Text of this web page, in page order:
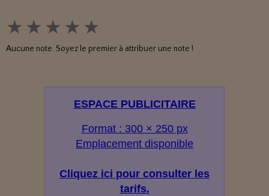
★ ★ ★ ★ ★
Aucune note. Soyez le premier à attribuer une note !
ESPACE PUBLICITAIRE
Format : 300 × 250 px
Emplacement disponible
Cliquez ici pour consulter les
tarifs.